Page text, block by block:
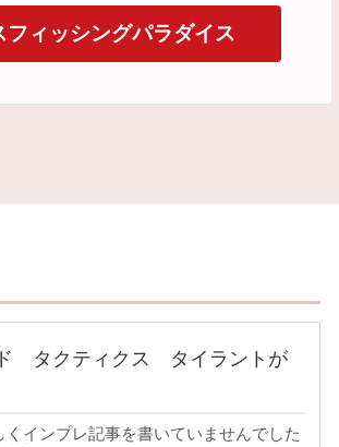
フィッシングパラダイス
ド タクティクス タイラントが
インプレ記事を書いていませんでした